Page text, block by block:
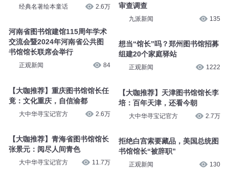
经典名著绘本童话 2.6万
河南省图书馆建馆115周年学术
交流会暨2024年河南省公共图
书馆馆长联席会举行
正观新闻 84
【大咖推荐】重庆图书馆馆长任
竟：文化重庆，自信渝都
大中华寻宝记官方 2.6万
【大咖推荐】青海省图书馆馆长
张景元：阅尽人间青色
大中华寻宝记官方 11.7万
审查调查
九派新闻 135
想当“馆长”吗？郑州图书馆招募
组建20个家庭驿站
正观新闻 1222
【大咖推荐】天津图书馆馆长李
培：百年天津，还看今朝
大中华寻宝记官方 2.7万
拒绝白宫索要藏品，美国总统图
书馆馆长“被辞职”
正观新闻 130